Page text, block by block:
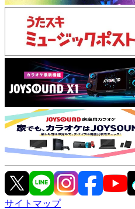
サイトマップ